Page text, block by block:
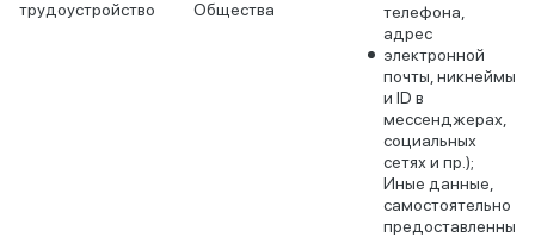
трудоустройство
Общества
телефона,
адрес
электронной
почты, никнеймы
и ID в
мессенджерах,
социальных
сетях и пр.);
Иные данные,
самостоятельно
предоставленны